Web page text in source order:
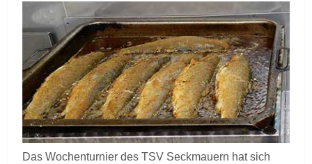
Das Wochenturnier des TSV Seckmauern hat sich